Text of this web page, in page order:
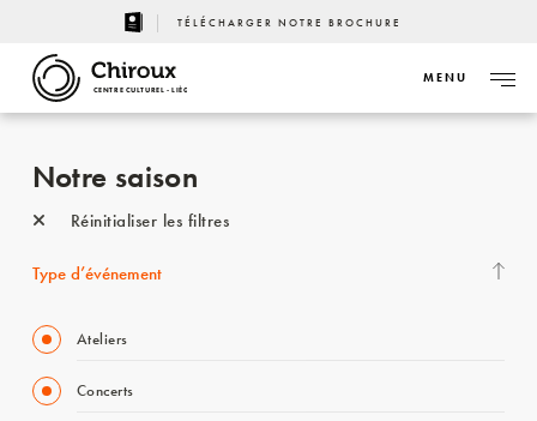
TÉLÉCHARGER NOTRE BROCHURE
CENTRE CULTUREL - LIÈGE
MENU
Notre saison
Réinitialiser les filtres
Type d’événement
Ateliers
Concerts